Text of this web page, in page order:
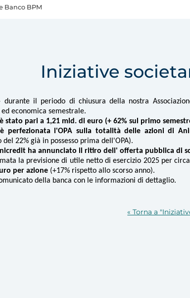
Banco BPM
Iniziative
il periodo di chiusura della nostra
economica semestrale.
stato pari a 1,21 mld. di euro (+ 62% sul primo
perfezionata l'OPA sulla totalità delle azioni di
del 22% già in possesso prima dell'OPA).
ha annunciato il ritiro dell' offerta pubblica di
la previsione di utile netto di esercizio 2025 per
per azione (+17% rispetto allo scorso anno).
della banca con le informazioni di dettaglio.
« Torna a